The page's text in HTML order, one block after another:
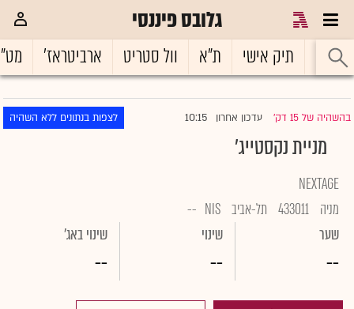
גלובס פיננסי
ראשי תיק אישי ת"א וול סטריט ארביטראז'
בהשהיה של 15 דק' |עדכון אחרון 10:15 לצפות בנתונים ללא השהיה
מניית נקסטייג'
NEXTAGE
מניה 433011 תל-אביב NIS
--
שער
--
שינוי
--
שינוי באג'
--